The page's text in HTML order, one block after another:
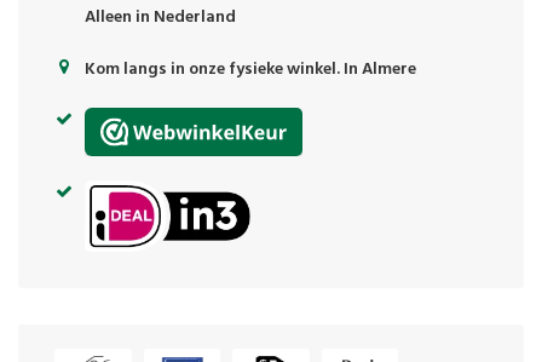
Alleen in Nederland
Kom langs in onze fysieke winkel. In Almere